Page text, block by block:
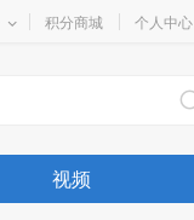
积分商城 个人中心
视频